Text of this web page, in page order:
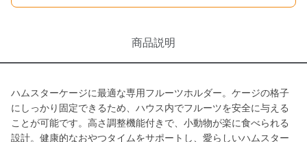
商品説明
ハムスターケージに最適な専用フルーツホルダー。ケージの格子
にしっかり固定できるため、ハウス内でフルーツを安全に与える
ことが可能です。高さ調整機能付きで、小動物が楽に食べられる
設計。健康的なおやつタイムをサポートし、愛らしいハムスター